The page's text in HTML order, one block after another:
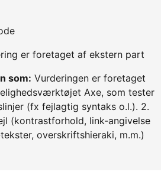
er foretaget af ekstern part
som: Vurderingen er foretaget
Axe, som tester
(fx fejlagtig syntaks o.l.). 2.
(kontrastforhold, link-angivelse
overskriftshieraki, m.m.)